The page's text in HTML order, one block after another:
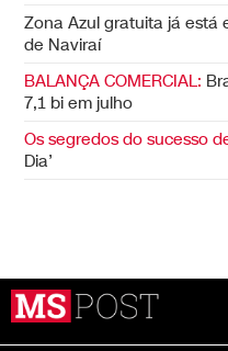
Zona Azul gratuita já
de Naviraí
BALANÇA COMERCIAL:
7,1 bi em julho
Os segredos do sucesso
Dia’